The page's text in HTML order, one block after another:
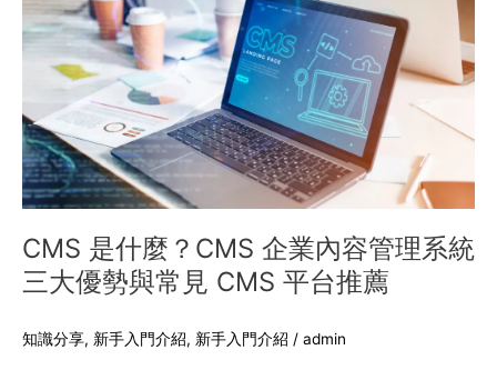
CMS 是什麼？CMS 企業內容管理系統
三大優勢與常見 CMS 平台推薦
知識分享, 新手入門介紹, 新手入門介紹 / admin
什
麼？
CMS
業
內
容
管
理
系
統
三
優